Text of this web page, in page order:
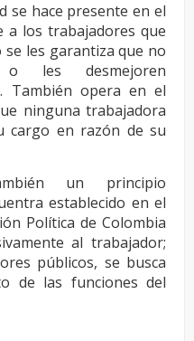
se hace presente en el
a los trabajadores que
les garantiza que no
les desmejoren
También opera en el
ninguna trabajadora
cargo en razón de su
un principio
establecido en el
Política de Colombia
al trabajador;
públicos, se busca
de las funciones del